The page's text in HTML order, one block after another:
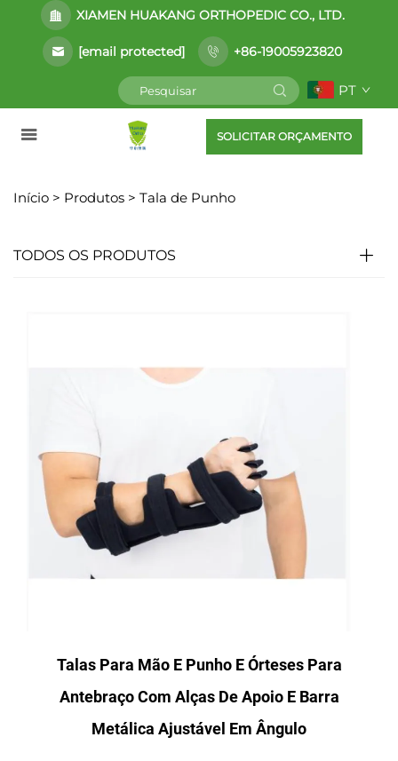
XIAMEN HUAKANG ORTHOPEDIC CO., LTD.
[email protected] +86-19005923820
PT
SOLICITAR ORÇAMENTO
Início > Produtos > Tala de Punho
TODOS OS PRODUTOS
Talas Para Mão E Punho E Órteses Para
Antebraço Com Alças De Apoio E Barra
Metálica Ajustável Em Ângulo